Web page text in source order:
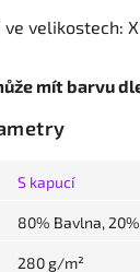
velikostech:
mít barvu
S kapucí
80% Bavlna,
280 g/m²